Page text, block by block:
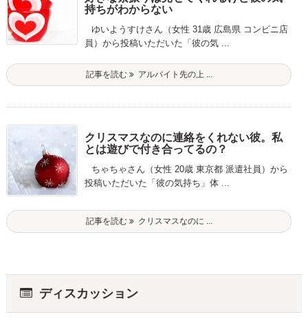
持ちがわからない
ゆいようすけさん（女性 31歳 広島県 コンビニ店
員）から投稿いただいた「彼の気 ...
記事を読む アルバイト先の上 ...
クリスマスなのに連絡をくれない彼。私
とは遊びで付き合ってるの？
ちゃちゃさん（女性 20歳 東京都 派遣社員）から
投稿いただいた「彼の気持ち」体 ...
記事を読む クリスマスなのに ...
ディスカッション